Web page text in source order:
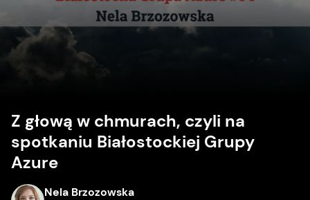
Z głową w chmurach, czyli na
spotkaniu Białostockiej Grupy
Azure
Nela Brzozowska